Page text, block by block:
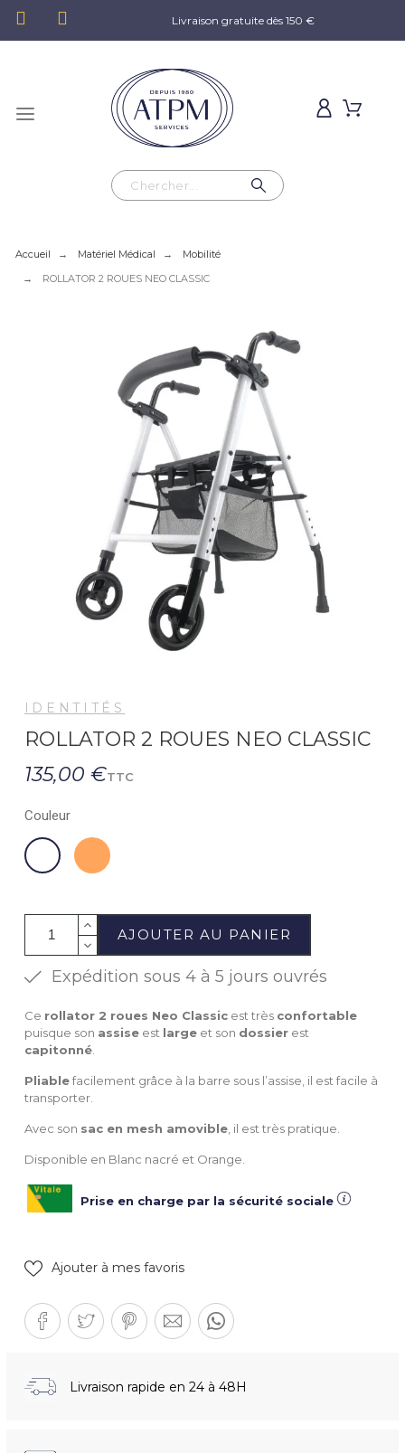
Livraison gratuite dès 150 €
Accueil Matériel Médical
Mobilité
ROLLATOR 2 ROUES NEO CLASSIC
IDENTITÉS
ROLLATOR 2 ROUES NEO CLASSIC
135,00 €TTC
Couleur
Blanc Orange
AJOUTER AU PANIER
Expédition sous 4 à 5 jours ouvrés
Ce rollator 2 roues Neo Classicest très confortable
puisque son assiseest largeet son dossierest
capitonné.
Pliablefacilement grâce à la barre sous l’assise, il est facile à
transporter.
Avec son sac en mesh amovible, il est très pratique.
Disponible en Blanc nacré et Orange.
Prise en charge par la sécurité sociale
Ajouter à mes favoris
Livraison rapide en 24 à 48H